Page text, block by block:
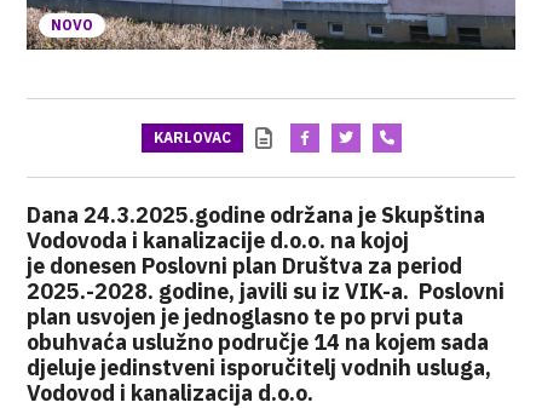
NOVO
KARLOVAC
Dana 24.3.2025.godine održana je Skupština
Vodovoda i kanalizacije d.o.o. na kojoj
je donesen Poslovni plan Društva za period
2025.-2028. godine, javili su iz VIK-a. Poslovni
plan usvojen je jednoglasno te po prvi puta
obuhvaća uslužno područje 14 na kojem sada
djeluje jedinstveni isporučitelj vodnih usluga,
Vodovod i kanalizacija d.o.o.